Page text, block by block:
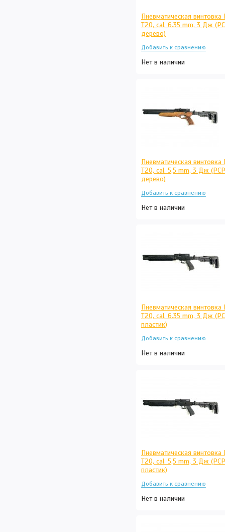
Пневматическая винтовка
T20, cal. 6.35 mm, 3 Дж
дерево)
Нет в наличии
Пневматическая винтовка
T20, cal. 5,5 mm, 3 Дж
дерево)
Нет в наличии
Пневматическая винтовка
T20, cal. 6.35 mm, 3 Дж
пластик)
Нет в наличии
Пневматическая винтовка
T20, cal. 5,5 mm, 3 Дж
пластик)
Нет в наличии